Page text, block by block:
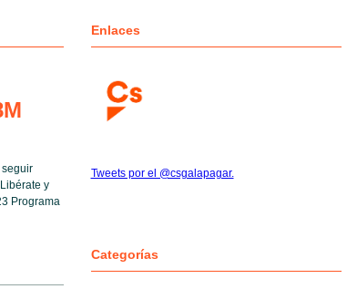
y
Programa
Enlaces
Tweets por el @csgalapagar.
Categorías